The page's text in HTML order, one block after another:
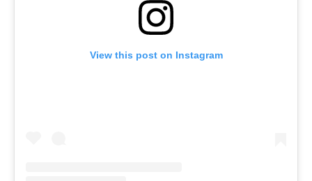
View this post on Instagram